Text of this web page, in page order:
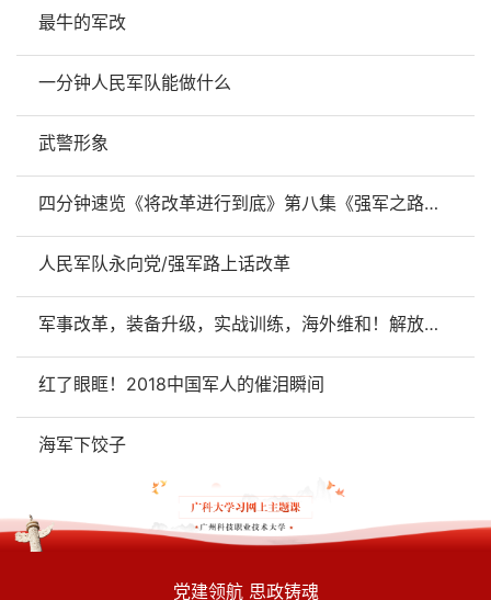
最牛的军改
一分钟人民军队能做什么
武警形象
四分钟速览《将改革进行到底》第八集《强军之路》（下）
人民军队永向党/强军路上话改革
军事改革，装备升级，实战训练，海外维和！解放军唱响强军战歌！
红了眼眶！2018中国军人的催泪瞬间
海军下饺子
党建领航 思政铸魂